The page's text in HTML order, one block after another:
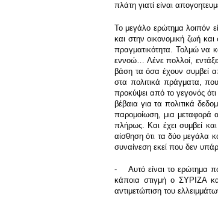
πλάτη γιατί είναι
Το μεγάλο ερώτημα λοιπόν
και στην οικονομική ζωή
πραγματικότητα. Τολμώ να
εννοώ… Λένε πολλοί,
βάση τα όσα έχουν συμβεί
στα πολιτικά πράγματα,
προκύψει από το γεγονός ότι
βέβαια για τα πολιτικά
παρομοίωση, μια μεταφορά
πλήρως. Και έχει συμβεί
αίσθηση ότι τα δύο μεγάλα
συναίνεση εκεί που δεν
- Αυτό είναι το ερώτημα
κάποια στιγμή ο ΣΥΡΙΖΑ
αντιμετώπιση του